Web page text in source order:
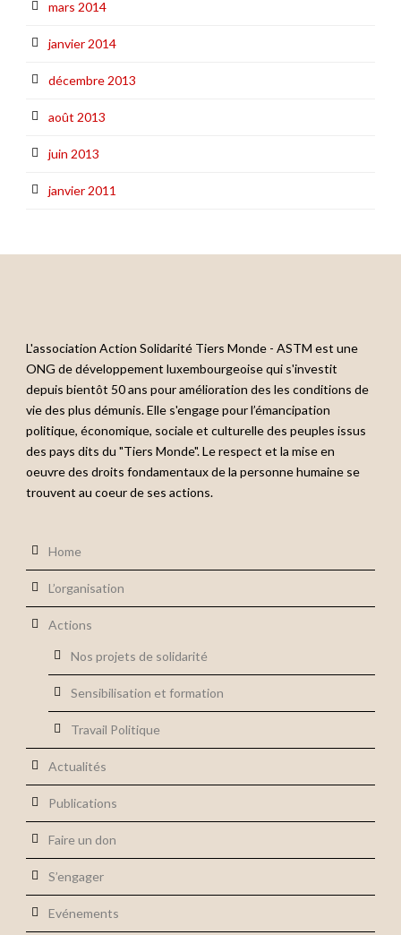
mars 2014
janvier 2014
décembre 2013
août 2013
juin 2013
janvier 2011
L'association Action Solidarité Tiers Monde - ASTM est une
ONG de développement luxembourgeoise qui s'investit
depuis bientôt 50 ans pour amélioration des les conditions de
vie des plus démunis. Elle s'engage pour l’émancipation
politique, économique, sociale et culturelle des peuples issus
des pays dits du "Tiers Monde". Le respect et la mise en
oeuvre des droits fondamentaux de la personne humaine se
trouvent au coeur de ses actions.
Home
L’organisation
Actions
Nos projets de solidarité
Sensibilisation et formation
Travail Politique
Actualités
Publications
Faire un don
S’engager
Evénements